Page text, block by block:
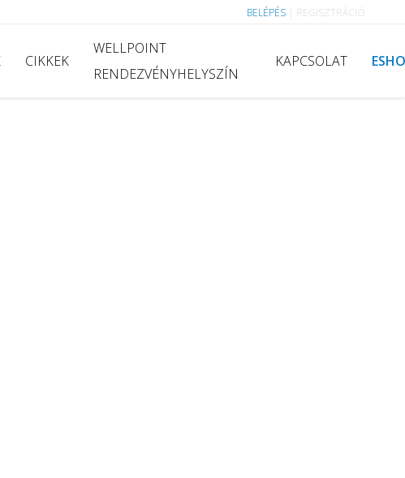
BELÉPÉS REGISZTRÁCIÓ
CIKKEK
WELLPOINT
RENDEZVÉNYHELYSZÍN
KAPCSOLAT